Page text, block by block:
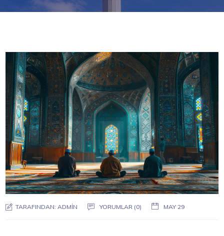
TARAFINDAN: ADMIN YORUMLAR (0) MAY 29